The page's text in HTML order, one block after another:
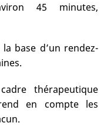
45 minutes,
base d’un rendez-
thérapeutique
en compte les